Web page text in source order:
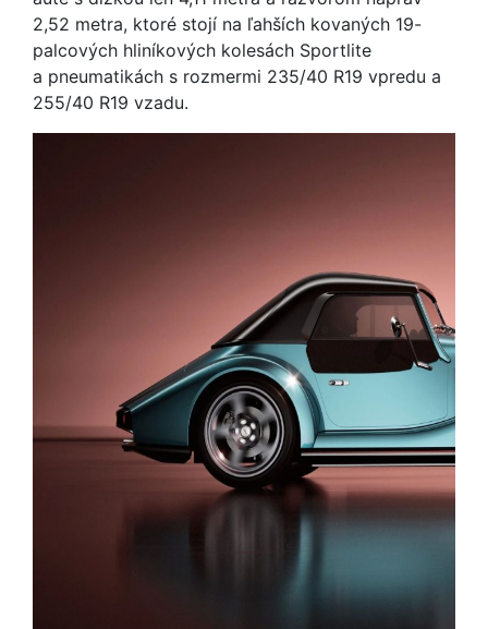
2,52 metra, ktoré stojí na ľahších kovaných 19-
palcových hliníkových kolesách Sportlite
a pneumatikách s rozmermi 235/40 R19 vpredu a
255/40 R19 vzadu.